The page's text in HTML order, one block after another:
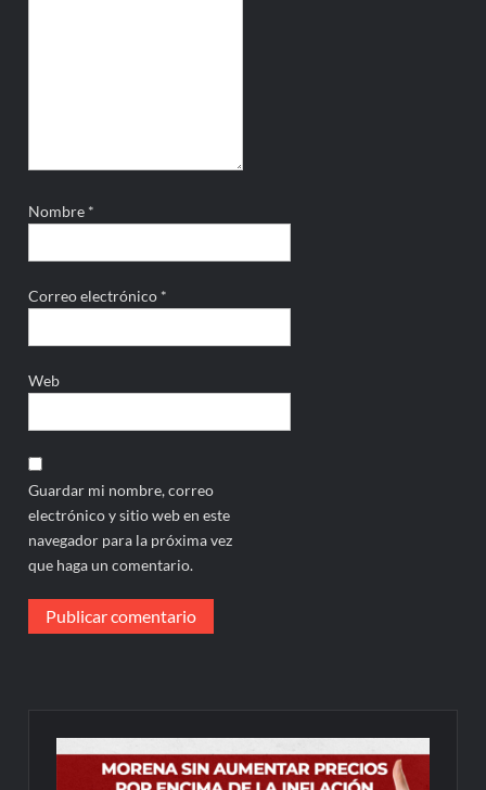
Nombre *
Correo electrónico *
Web
Guardar mi nombre, correo
electrónico y sitio web en este
navegador para la próxima vez
que haga un comentario.